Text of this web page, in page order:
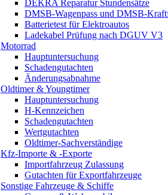
DEKRA Reparatur Stundensätze
DMSB-Wagenpass und DMSB-
Batterietest für Elektroautos
Ladekabel Prüfung nach DGUV V3
Motorrad
Hauptuntersuchung
Schadengutachten
Änderungsabnahme
Oldtimer & Youngtimer
Hauptuntersuchung
H-Kennzeichen
Schadengutachten
Wertgutachten
Oldtimer-Sachverständige
Kfz-Importe & -Exporte
Importfahrzeug Zulassung
Gutachten für Exportfahrzeuge
Sonstige Fahrzeuge & Schiffe